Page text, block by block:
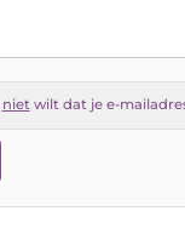
nietwilt dat je e-